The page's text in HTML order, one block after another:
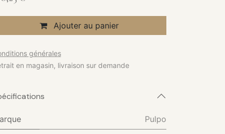
Ajouter au panier
générales
en magasin, livraison sur demande
Pulpo